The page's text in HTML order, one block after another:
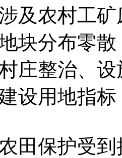
及农村工
块分布零
庄整治、
设用地指
田保护受